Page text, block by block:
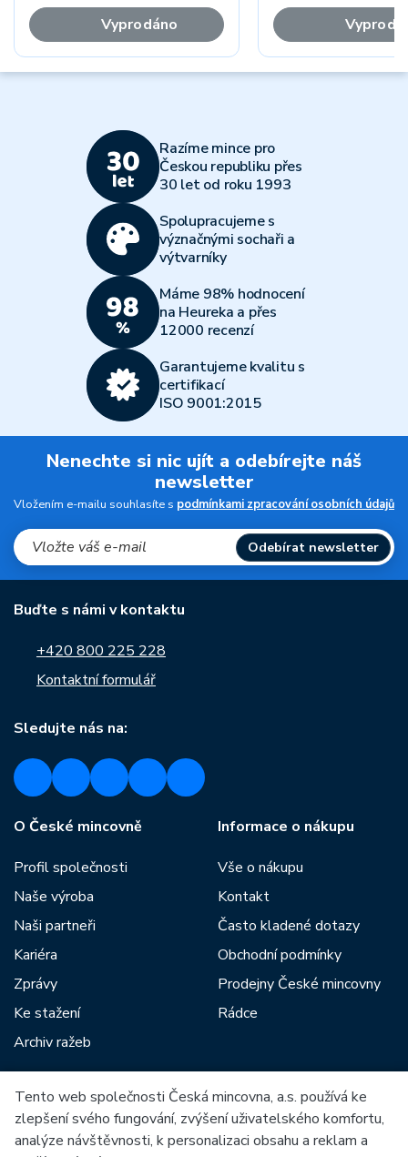
Vyprodáno
Razíme mince pro
Českou republiku přes
30 let od roku 1993
Spolupracujeme s
význačnými sochaři a
výtvarníky
Máme 98% hodnocení
na Heureka a přes
12000 recenzí
Garantujeme kvalitu s
certifikací
ISO 9001:2015
Nenechte si nic ujít a odebírejte náš
newsletter
Vložením e-mailu souhlasíte s podmínkami zpracování osobních údajů
Odebírat newsletter
Buďte s námi v kontaktu
+420 800 225 228
Kontaktní formulář
Sledujte nás na:
O České mincovně
Profil společnosti
Naše výroba
Naši partneři
Kariéra
Zprávy
Ke stažení
Archiv ražeb
Informace o nákupu
Vše o nákupu
Kontakt
Často kladené dotazy
Obchodní podmínky
Prodejny České mincovny
Rádce
Mezi naše partnery patří:
Tento web společnosti Česká mincovna, a.s. používá ke
zlepšení svého fungování, zvýšení uživatelského komfortu,
analýze návštěvnosti, k personalizaci obsahu a reklam a